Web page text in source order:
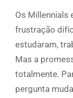
Os Millennials
frustração
estudaram,
Mas a
totalmente.
pergunta